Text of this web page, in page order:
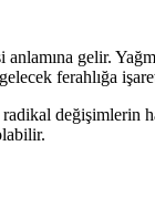
gelir.
ferahlığa